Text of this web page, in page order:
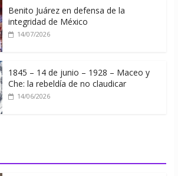
Benito Juárez en defensa de la
integridad de México
14/07/2026
1845 – 14 de junio – 1928 – Maceo y
Che: la rebeldía de no claudicar
14/06/2026